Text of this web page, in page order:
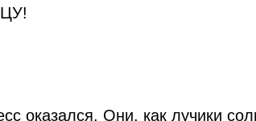
оказался. Они, как лучики